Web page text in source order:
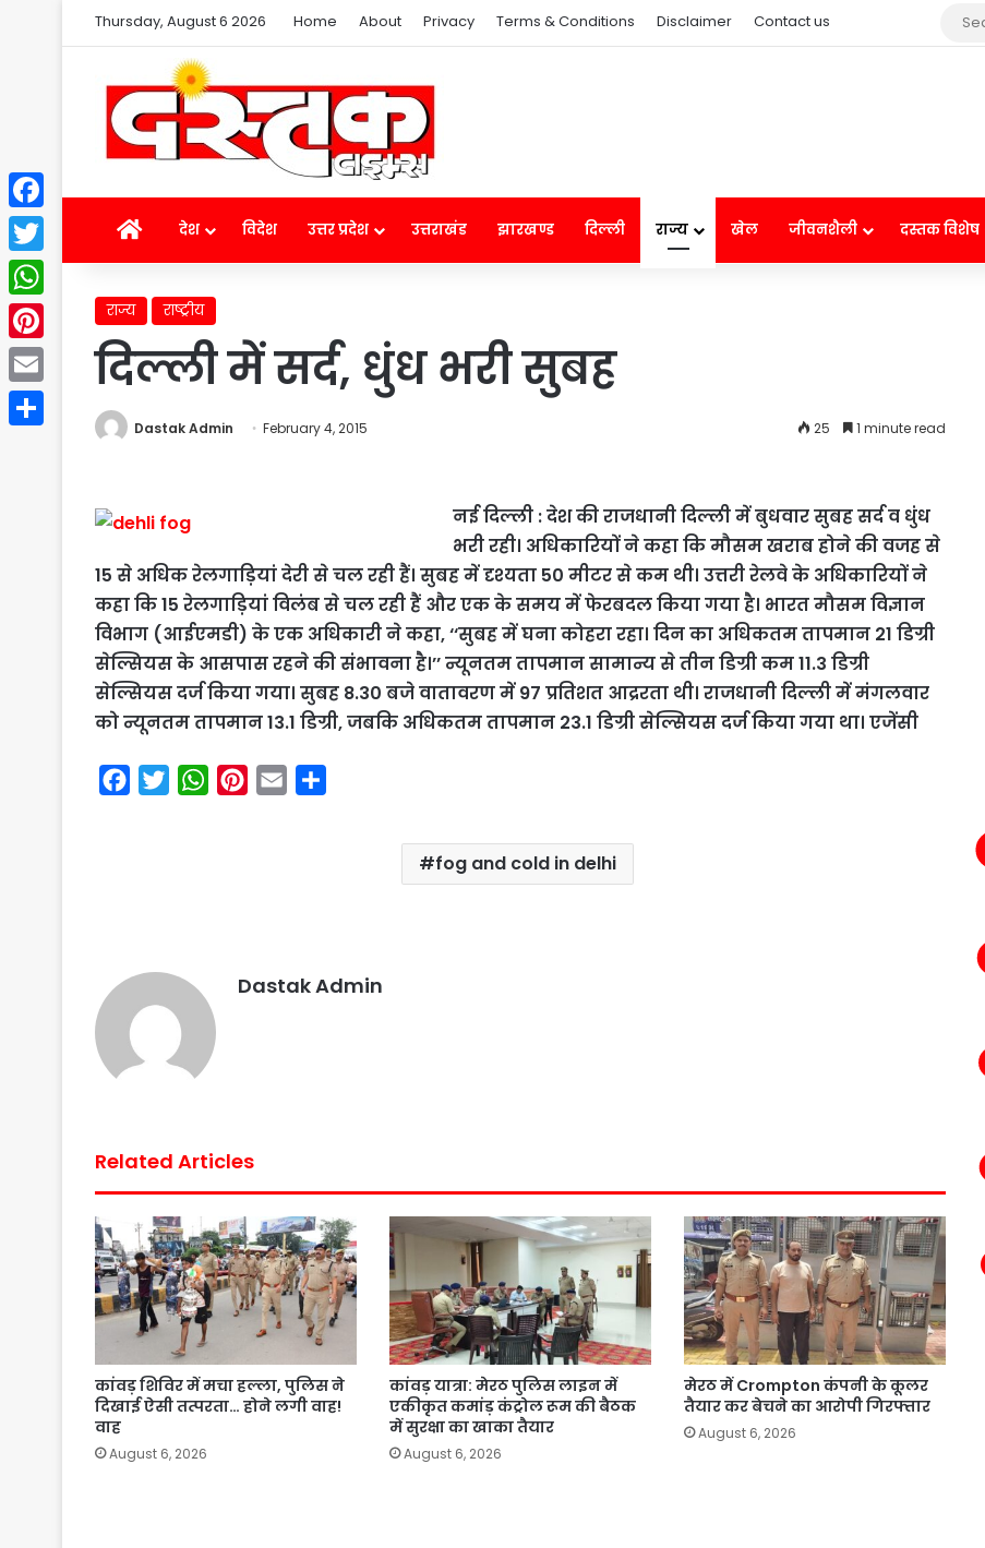
Thursday, August 6 2026 Home About Privacy Terms & Conditions Disclaimer Contact us
Homeदेश विदेश उत्तर प्रदेश उत्तराखंड झारखण्ड दिल्ली राज्य खेल जीवनशैली दस्तक विशेष
राज्य राष्ट्रीय
दिल्ली में सर्द, धुंध भरी सुबह
Dastak Admin February 4, 2015 25 1 minute read
नई दिल्ली : देश की राजधानी दिल्ली में बुधवार सुबह सर्द व धुंध
भरी रही। अधिकारियों ने कहा कि मौसम खराब होने की वजह से
15 से अधिक रेलगाड़ियां देरी से चल रही हैं। सुबह में दृश्यता 50 मीटर से कम थी। उत्तरी रेलवे के अधिकारियों ने
कहा कि 15 रेलगाड़ियां विलंब से चल रही हैं और एक के समय में फेरबदल किया गया है। भारत मौसम विज्ञान
विभाग (आईएमडी) के एक अधिकारी ने कहा, ‘‘सुबह में घना कोहरा रहा। दिन का अधिकतम तापमान 21 डिग्री
सेल्सियस के आसपास रहने की संभावना है।’’ न्यूनतम तापमान सामान्य से तीन डिग्री कम 11.3 डिग्री
सेल्सियस दर्ज किया गया। सुबह 8.30 बजे वातावरण में 97 प्रतिशत आद्ररता थी। राजधानी दिल्ली में मंगलवार
को न्यूनतम तापमान 13.1 डिग्री, जबकि अधिकतम तापमान 23.1 डिग्री सेल्सियस दर्ज किया गया था। एजेंसी
W
s
fog and cold in delhi
Dastak Admin
Related Articles
कांवड़ शिविर में मचा हल्ला, पुलिस ने
दिखाई ऐसी तत्परता… होने लगी वाह!
वाह
August 6, 2026
कांवड़ यात्रा: मेरठ पुलिस लाइन में
एकीकृत कमांड़ कंट्रोल रूम की बैठक
में सुरक्षा का खाका तैयार
August 6, 2026
मेरठ में Crompton कंपनी के कूलर
तैयार कर बेचने का आरोपी गिरफ्तार
August 6, 2026
Facebook
Twitter
WhatsApp
Pinterest
Email